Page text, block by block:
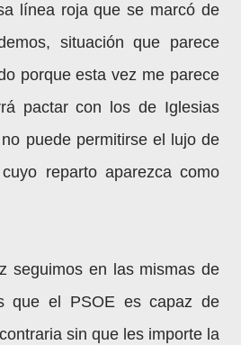
línea roja que se marcó de
situación que parece
porque esta vez me parece
pactar con los de Iglesias
puede permitirse el lujo de
reparto aparezca como
seguimos en las mismas de
que el PSOE es capaz de
sin que les importe la